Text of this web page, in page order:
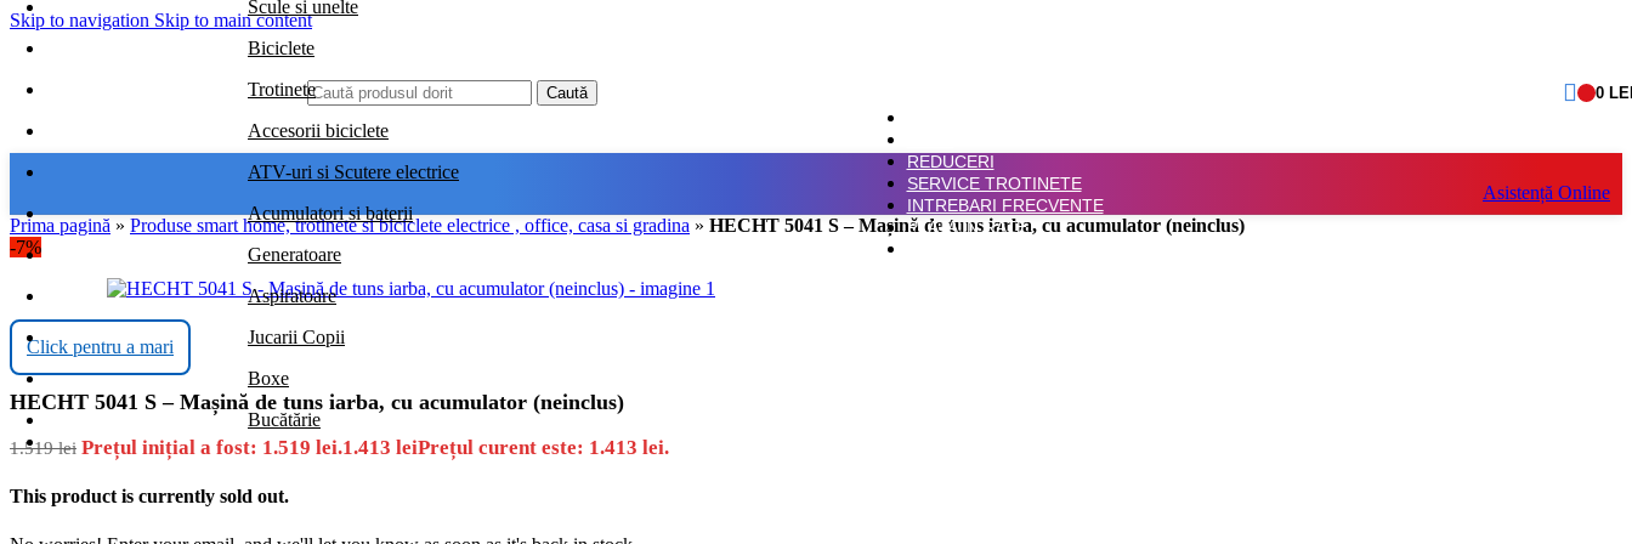
Skip to navigation Skip to main content
Caută 0
Scule si unelte
Biciclete
Trotinete
Accesorii biciclete
ATV-uri si Scutere electrice
Acumulatori si baterii
Generatoare
Aspiratoare
Jucarii Copii
Boxe
Bucătărie
REDUCERI
SERVICE TROTINETE
INTREBARI FRECVENTE
PLATA IN RATE
Asistență Online
Prima pagină » Produse smart home, trotinete si biciclete electrice , office, casa si gradina » HECHT 5041 S – Mașină de tuns iarba, cu acumulator (neinclus)
-7%
Click pentru a mari
HECHT 5041 S – Mașină de tuns iarba, cu acumulator (neinclus)
1.519lei Prețul inițial a fost: 1.519 lei.1.413 leiPrețul curent este: 1.413 lei.
This product is currently sold out.